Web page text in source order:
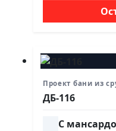
Проект бани из
ДБ-116
С